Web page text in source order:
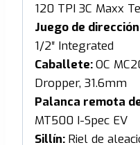
120 TPI 3C Maxx
Juego de
1/2″ Integrated
Caballete:OC
Dropper, 31.6mm
Palanca remota
MT500 I-Spec EV
Sillín: Riel de